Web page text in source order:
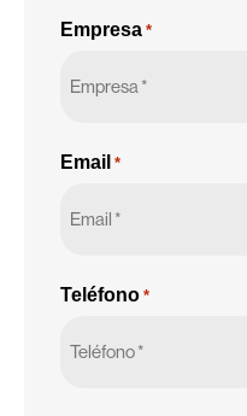
Empresa *
Email *
Teléfono *